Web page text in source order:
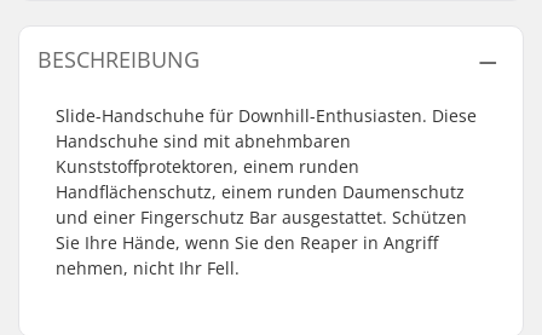
BESCHREIBUNG
Slide-Handschuhe für Downhill-Enthusiasten. Diese
Handschuhe sind mit abnehmbaren
Kunststoffprotektoren, einem runden
Handflächenschutz, einem runden Daumenschutz
und einer Fingerschutz Bar ausgestattet. Schützen
Sie Ihre Hände, wenn Sie den Reaper in Angriff
nehmen, nicht Ihr Fell.